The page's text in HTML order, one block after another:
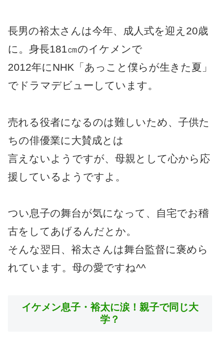
長男の裕太さんは今年、成人式を迎え20歳
に。身長181㎝のイケメンで
2012年にNHK「あっこと僕らが生きた夏」
でドラマデビューしています。
売れる役者になるのは難しいため、子供た
ちの俳優業に大賛成とは
言えないようですが、母親として心から応
援しているようですよ。
つい息子の舞台が気になって、自宅でお稽
古をしてあげるんだとか。
そんな翌日、裕太さんは舞台監督に褒めら
れています。母の愛ですね^^
イケメン息子・裕太に涙！親子で同じ大
学？